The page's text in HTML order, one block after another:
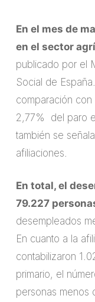
En el mes de
en el sector
publicado por el
Social de
comparación
2,77% del paro
también se
afiliaciones.
En total, el
79.227
desempleados
En cuanto a la
contabilizaron
primario, el
personas menos